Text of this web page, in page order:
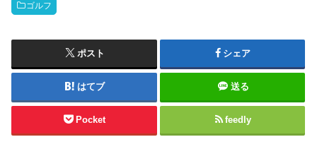
ゴルフ
ポスト シェア
はてブ 送る
Pocket feedly